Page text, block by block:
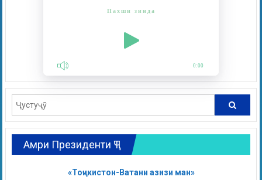
Пахши зинда
0:00
Амри Президенти ҶТ
«Тоҷикистон-Ватани азизи ман»